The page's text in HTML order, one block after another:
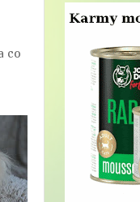
co